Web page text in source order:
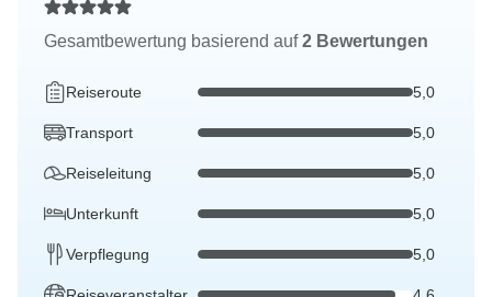
Gesamtbewertung basierend auf2 Bewertungen
Reiseroute 5,0
Transport 5,0
Reiseleitung 5,0
Unterkunft 5,0
Verpflegung 5,0